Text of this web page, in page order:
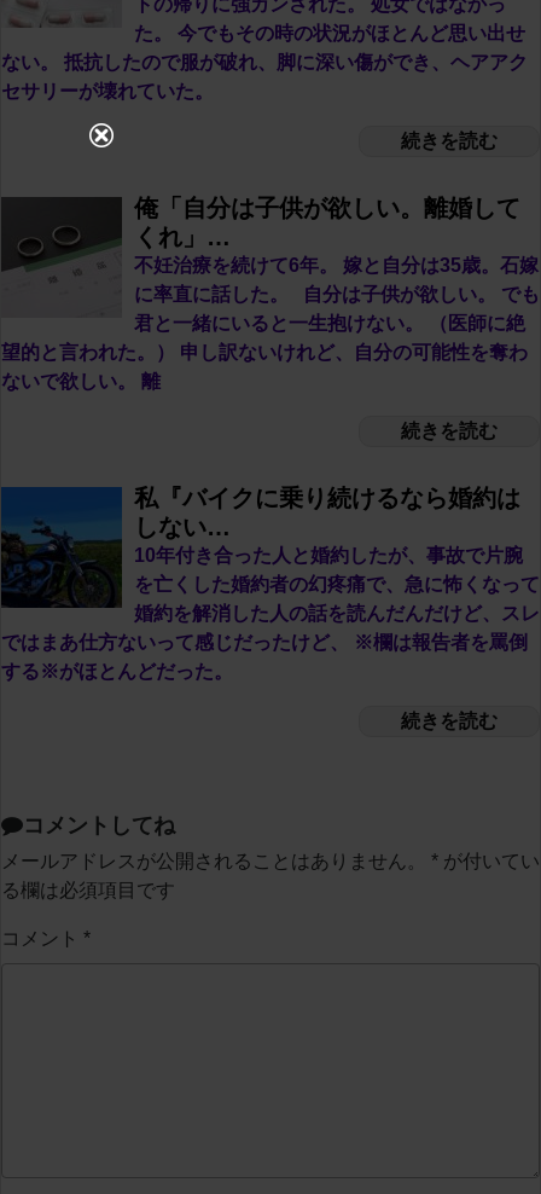
た。 今でもその時の状況がほとんど思い出せ
ない。 抵抗したので服が破れ、脚に深い傷ができ、ヘアアク
セサリーが壊れていた。
続きを読む
俺「自分は子供が欲しい。離婚して
くれ」…
不妊治療を続けて6年。 嫁と自分は35歳。石嫁
に率直に話した。 自分は子供が欲しい。 でも
君と一緒にいると一生抱けない。 （医師に絶
望的と言われた。） 申し訳ないけれど、自分の可能性を奪わ
ないで欲しい。 離
続きを読む
私『バイクに乗り続けるなら婚約は
しない…
10年付き合った人と婚約したが、事故で片腕
を亡くした婚約者の幻疼痛で、急に怖くなって
婚約を解消した人の話を読んだんだけど、スレ
ではまあ仕方ないって感じだったけど、 ※欄は報告者を罵倒
する※がほとんどだった。
続きを読む
コメントしてね
メールアドレスが公開されることはありません。 * が付いてい
る欄は必須項目です
コメント *